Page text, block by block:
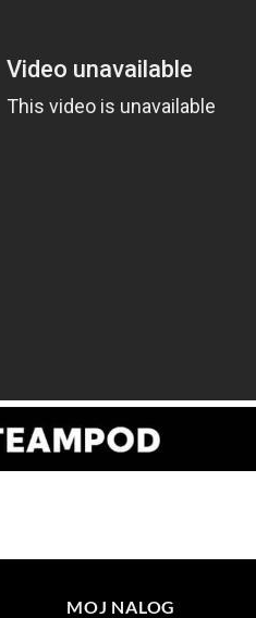
MOJ NALOG